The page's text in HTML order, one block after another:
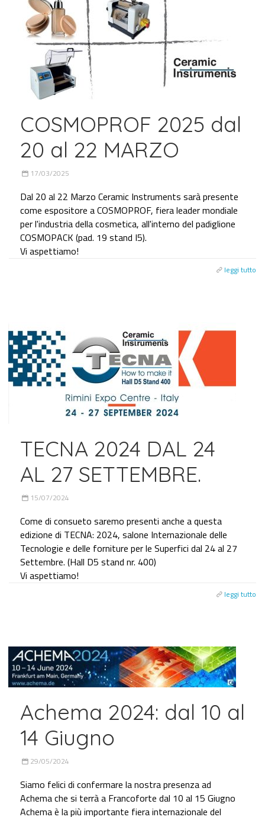
COSMOPROF 2025 dal
20 al 22 MARZO
17/03/2025
Dal 20 al 22 Marzo Ceramic Instruments sarà presente
come espositore a COSMOPROF, fiera leader mondiale
per l'industria della cosmetica, all'interno del padiglione
COSMOPACK (pad. 19 stand I5).
Vi aspettiamo!
leggi tutto
TECNA 2024 DAL 24
AL 27 SETTEMBRE.
15/07/2024
Come di consueto saremo presenti anche a questa
edizione di TECNA: 2024, salone Internazionale delle
Tecnologie e delle forniture per le Superfici dal 24 al 27
Settembre. (Hall D5 stand nr. 400)
Vi aspettiamo!
leggi tutto
Achema 2024: dal 10 al
14 Giugno
29/05/2024
Siamo felici di confermare la nostra presenza ad
Achema che si terrà a Francoforte dal 10 al 15 Giugno
Achema è la più importante fiera internazionale del